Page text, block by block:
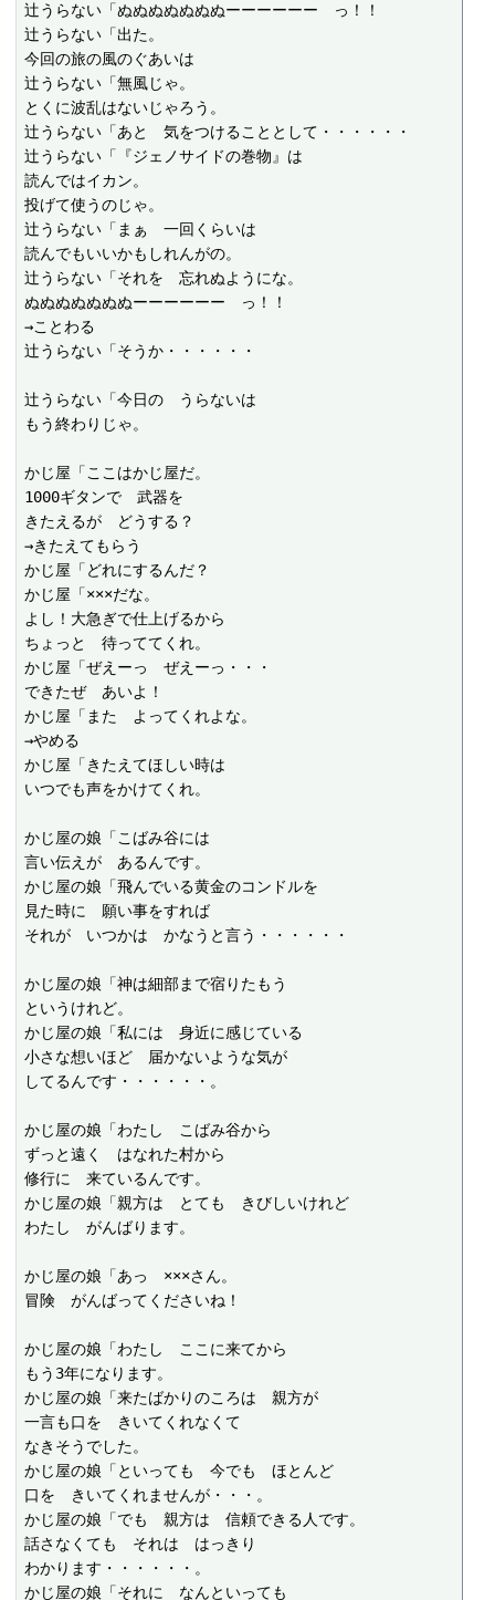
辻うらない「ぬぬぬぬぬぬぬーーーーーー　っ！！
辻うらない「出た。
今回の旅の風のぐあいは
辻うらない「無風じゃ。
とくに波乱はないじゃろう。
辻うらない「あと　気をつけることとして・・・・・・
辻うらない「『ジェノサイドの巻物』は
読んではイカン。
投げて使うのじゃ。
辻うらない「まぁ　一回くらいは
読んでもいいかもしれんがの。
辻うらない「それを　忘れぬようにな。
ぬぬぬぬぬぬぬーーーーーー　っ！！
→ことわる
辻うらない「そうか・・・・・・
辻うらない「今日の　うらないは
もう終わりじゃ。
かじ屋「ここはかじ屋だ。
1000ギタンで　武器を
きたえるが　どうする？
→きたえてもらう
かじ屋「どれにするんだ？
かじ屋「×××だな。
よし！大急ぎで仕上げるから
ちょっと　待っててくれ。
かじ屋「ぜえーっ　ぜえーっ・・・
できたぜ　あいよ！
かじ屋「また　よってくれよな。
→やめる
かじ屋「きたえてほしい時は
いつでも声をかけてくれ。
かじ屋の娘「こばみ谷には
言い伝えが　あるんです。
かじ屋の娘「飛んでいる黄金のコンドルを
見た時に　願い事をすれば
それが　いつかは　かなうと言う・・・・・・
かじ屋の娘「神は細部まで宿りたもう
というけれど。
かじ屋の娘「私には　身近に感じている
小さな想いほど　届かないような気が
してるんです・・・・・・。
かじ屋の娘「わたし　こばみ谷から
ずっと遠く　はなれた村から
修行に　来ているんです。
かじ屋の娘「親方は　とても　きびしいけれど
わたし　がんばります。
かじ屋の娘「あっ　×××さん。
冒険　がんばってくださいね！
かじ屋の娘「わたし　ここに来てから
もう3年になります。
かじ屋の娘「来たばかりのころは　親方が
一言も口を　きいてくれなくて
なきそうでした。
かじ屋の娘「といっても　今でも　ほとんど
口を　きいてくれませんが・・・。
かじ屋の娘「でも　親方は　信頼できる人です。
話さなくても　それは　はっきり
わかります・・・・・・。
かじ屋の娘「それに　なんといっても